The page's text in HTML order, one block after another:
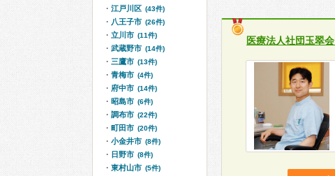
医療法人社団玉翠会
江戸川区 (43件)
八王子市 (26件)
立川市 (11件)
武蔵野市 (14件)
三鷹市 (13件)
青梅市 (4件)
府中市 (14件)
昭島市 (6件)
調布市 (22件)
町田市 (20件)
小金井市 (8件)
日野市 (8件)
東村山市 (5件)